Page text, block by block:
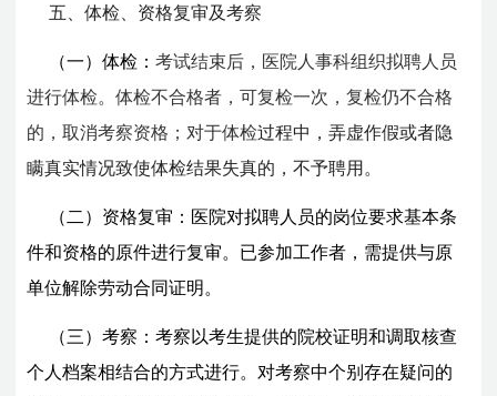
五、体检、资格复审及考察
（一）体检：考试结束后，医院人事科组织拟聘人员
进行体检。体检不合格者，可复检一次，复检仍不合格
的，取消考察资格；对于体检过程中，弄虚作假或者隐
瞒真实情况致使体检结果失真的，不予聘用。
（二）资格复审：医院对拟聘人员的岗位要求基本条
件和资格的原件进行复审。已参加工作者，需提供与原
单位解除劳动合同证明。
（三）考察：考察以考生提供的院校证明和调取核查
个人档案相结合的方式进行。对考察中个别存在疑问的